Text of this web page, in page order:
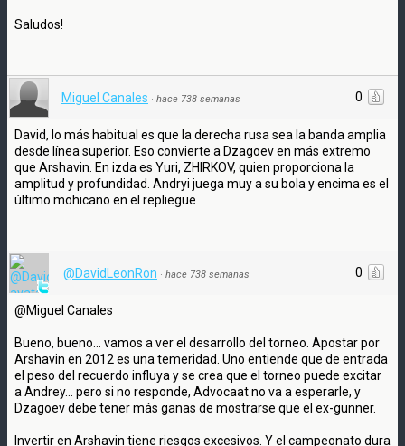
Saludos!
0
Miguel Canales · hace 738 semanas
David, lo más habitual es que la derecha rusa sea la banda amplia
desde línea superior. Eso convierte a Dzagoev en más extremo
que Arshavin. En izda es Yuri, ZHIRKOV, quien proporciona la
amplitud y profundidad. Andryi juega muy a su bola y encima es el
último mohicano en el repliegue
0
@DavidLeonRon · hace 738 semanas
@Miguel Canales
Bueno, bueno... vamos a ver el desarrollo del torneo. Apostar por
Arshavin en 2012 es una temeridad. Uno entiende que de entrada
el peso del recuerdo influya y se crea que el torneo puede excitar
a Andrey... pero si no responde, Advocaat no va a esperarle, y
Dzagoev debe tener más ganas de mostrarse que el ex-gunner.
Invertir en Arshavin tiene riesgos excesivos. Y el campeonato dura